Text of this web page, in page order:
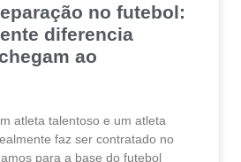
no futebol:
diferencia
ao
atleta talentoso e um atleta
faz ser contratado no
para a base do futebol